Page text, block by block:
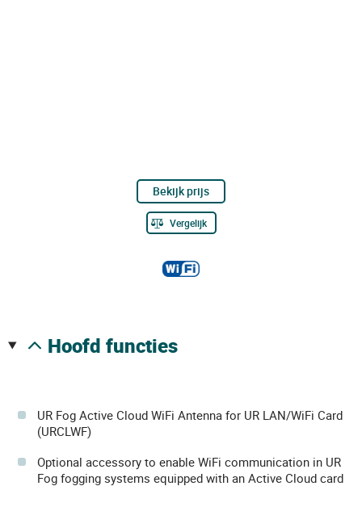
Bekijk prijs
Vergelijk
hoofd functies
UR Fog Active Cloud WiFi Antenna for UR LAN/WiFi Card
(URCLWF)
Optional accessory to enable WiFi communication in UR
Fog fogging systems equipped with an Active Cloud card